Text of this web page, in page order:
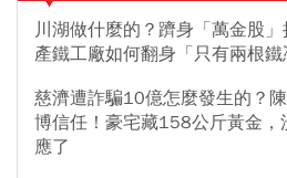
川湖做什麼的？躋身「萬金股
產鐵工廠如何翻身「只有兩根
慈濟遭詐騙10億怎麼發生的？
博信任！豪宅藏158公斤黃金
應了